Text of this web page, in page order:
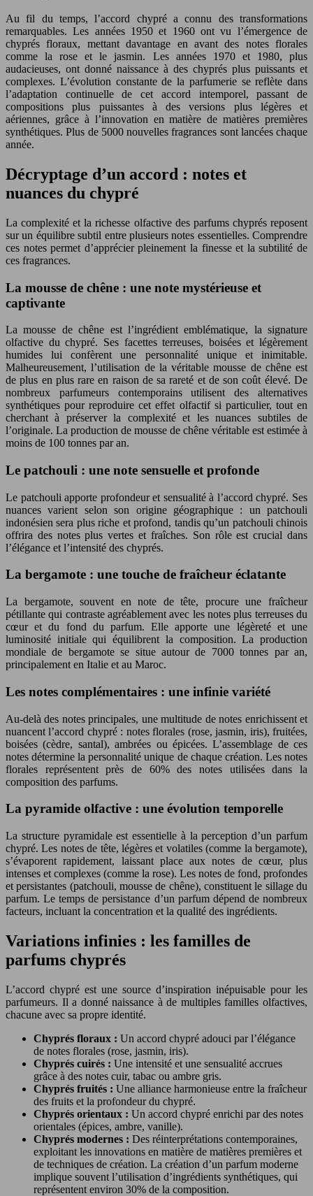
Au fil du temps, l’accord chypré a connu des transformations
remarquables. Les années 1950 et 1960 ont vu l’émergence de
chyprés floraux, mettant davantage en avant des notes florales
comme la rose et le jasmin. Les années 1970 et 1980, plus
audacieuses, ont donné naissance à des chyprés plus puissants et
complexes. L’évolution constante de la parfumerie se reflète dans
l’adaptation continuelle de cet accord intemporel, passant de
compositions plus puissantes à des versions plus légères et
aériennes, grâce à l’innovation en matière de matières premières
synthétiques. Plus de 5000 nouvelles fragrances sont lancées chaque
année.
Décryptage d’un accord : notes et
nuances du chypré
La complexité et la richesse olfactive des parfums chyprés reposent
sur un équilibre subtil entre plusieurs notes essentielles. Comprendre
ces notes permet d’apprécier pleinement la finesse et la subtilité de
ces fragrances.
La mousse de chêne : une note mystérieuse et
captivante
La mousse de chêne est l’ingrédient emblématique, la signature
olfactive du chypré. Ses facettes terreuses, boisées et légèrement
humides lui confèrent une personnalité unique et inimitable.
Malheureusement, l’utilisation de la véritable mousse de chêne est
de plus en plus rare en raison de sa rareté et de son coût élevé. De
nombreux parfumeurs contemporains utilisent des alternatives
synthétiques pour reproduire cet effet olfactif si particulier, tout en
cherchant à préserver la complexité et les nuances subtiles de
l’originale. La production de mousse de chêne véritable est estimée à
moins de 100 tonnes par an.
Le patchouli : une note sensuelle et profonde
Le patchouli apporte profondeur et sensualité à l’accord chypré. Ses
nuances varient selon son origine géographique : un patchouli
indonésien sera plus riche et profond, tandis qu’un patchouli chinois
offrira des notes plus vertes et fraîches. Son rôle est crucial dans
l’élégance et l’intensité des chyprés.
La bergamote : une touche de fraîcheur éclatante
La bergamote, souvent en note de tête, procure une fraîcheur
pétillante qui contraste agréablement avec les notes plus terreuses du
cœur et du fond du parfum. Elle apporte une légèreté et une
luminosité initiale qui équilibrent la composition. La production
mondiale de bergamote se situe autour de 7000 tonnes par an,
principalement en Italie et au Maroc.
Les notes complémentaires : une infinie variété
Au-delà des notes principales, une multitude de notes enrichissent et
nuancent l’accord chypré : notes florales (rose, jasmin, iris), fruitées,
boisées (cèdre, santal), ambrées ou épicées. L’assemblage de ces
notes détermine la personnalité unique de chaque création. Les notes
florales représentent près de 60% des notes utilisées dans la
composition des parfums.
La pyramide olfactive : une évolution temporelle
La structure pyramidale est essentielle à la perception d’un parfum
chypré. Les notes de tête, légères et volatiles (comme la bergamote),
s’évaporent rapidement, laissant place aux notes de cœur, plus
intenses et complexes (comme la rose). Les notes de fond, profondes
et persistantes (patchouli, mousse de chêne), constituent le sillage du
parfum. Le temps de persistance d’un parfum dépend de nombreux
facteurs, incluant la concentration et la qualité des ingrédients.
Variations infinies : les familles de
parfums chyprés
L’accord chypré est une source d’inspiration inépuisable pour les
parfumeurs. Il a donné naissance à de multiples familles olfactives,
chacune avec sa propre identité.
Chyprés floraux : Un accord chypré adouci par l’élégance
de notes florales (rose, jasmin, iris).
Chyprés cuirés : Une intensité et une sensualité accrues
grâce à des notes cuir, tabac ou ambre gris.
Chyprés fruités : Une alliance harmonieuse entre la fraîcheur
des fruits et la profondeur du chypré.
Chyprés orientaux : Un accord chypré enrichi par des notes
orientales (épices, ambre, vanille).
Chyprés modernes : Des réinterprétations contemporaines,
exploitant les innovations en matière de matières premières et
de techniques de création. La création d’un parfum moderne
implique souvent l’utilisation d’ingrédients synthétiques, qui
représentent environ 30% de la composition.